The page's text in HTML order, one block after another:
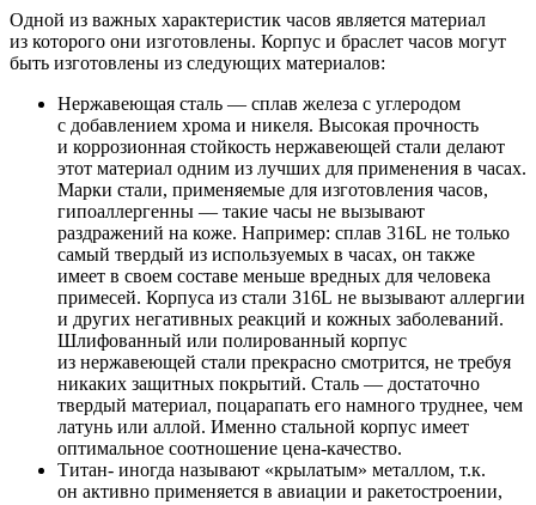
Одной из важных характеристик часов является материал
из которого они изготовлены. Корпус и браслет часов могут
быть изготовлены из следующих материалов:
Нержавеющая сталь — сплав железа с углеродом
с добавлением хрома и никеля. Высокая прочность
и коррозионная стойкость нержавеющей стали делают
этот материал одним из лучших для применения в часах.
Марки стали, применяемые для изготовления часов,
гипоаллергенны — такие часы не вызывают
раздражений на коже. Например: сплав 316L не только
самый твердый из используемых в часах, он также
имеет в своем составе меньше вредных для человека
примесей. Корпуса из стали 316L не вызывают аллергии
и других негативных реакций и кожных заболеваний.
Шлифованный или полированный корпус
из нержавеющей стали прекрасно смотрится, не требуя
никаких защитных покрытий. Сталь — достаточно
твердый материал, поцарапать его намного труднее, чем
латунь или аллой. Именно стальной корпус имеет
оптимальное соотношение цена-качество.
Титан- иногда называют «крылатым» металлом, т.к.
он активно применяется в авиации и ракетостроении,